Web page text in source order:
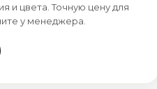
и цвета. Точную цену для
у менеджера.